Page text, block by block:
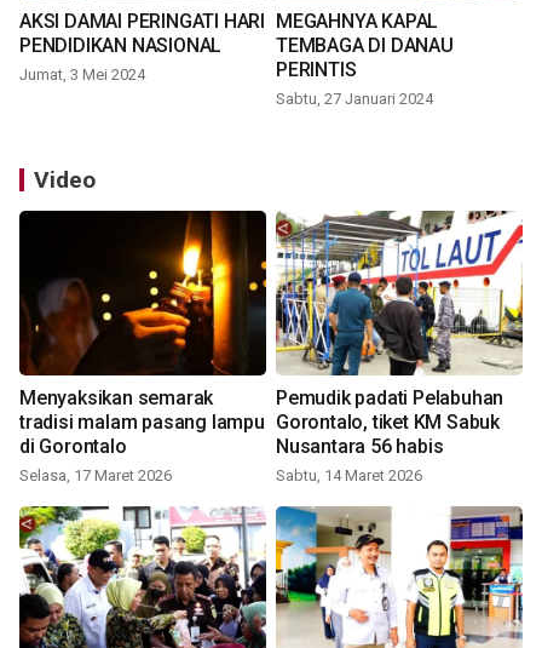
AKSI DAMAI PERINGATI HARI
PENDIDIKAN NASIONAL
Jumat, 3 Mei 2024
MEGAHNYA KAPAL
TEMBAGA DI DANAU
PERINTIS
Sabtu, 27 Januari 2024
Video
Menyaksikan semarak
tradisi malam pasang lampu
di Gorontalo
Selasa, 17 Maret 2026
Pemudik padati Pelabuhan
Gorontalo, tiket KM Sabuk
Nusantara 56 habis
Sabtu, 14 Maret 2026